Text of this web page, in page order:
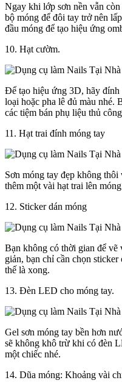
Ngay khi lớp sơn nền vẫn
bộ móng để đôi tay trở nên
đầu móng để tạo hiệu ứng
10. Hạt cườm.
Để tạo hiệu ứng 3D, hãy
loại hoặc pha lê đủ màu nhé.
các tiệm bán phụ liệu thủ
11. Hạt trai đính móng tay
Sơn móng tay đẹp không
thêm một vài hạt trai lên
12. Sticker dán móng
Bạn không có thời gian để vẽ
giản, bạn chỉ cần chọn
thế là xong.
13. Đèn LED cho móng tay.
Gel sơn móng tay bền hơn
sẽ không khô trừ khi có đèn
một chiếc nhé.
14. Dũa móng: Khoảng vài